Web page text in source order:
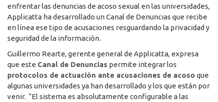
enfrentar las denuncias de acoso sexual en las universidades,
Applicatta ha desarrollado un Canal de Denuncias que recibe
en línea ese tipo de acusaciones resguardando la privacidad y
seguridad de la información.
Guillermo Rearte, gerente general de Applicatta, expresa
que este Canal de Denuncias permite integrar los
protocolos de actuación ante acusaciones de acoso que
algunas universidades ya han desarrollado y los que están por
venir. “El sistema es absolutamente configurable a las